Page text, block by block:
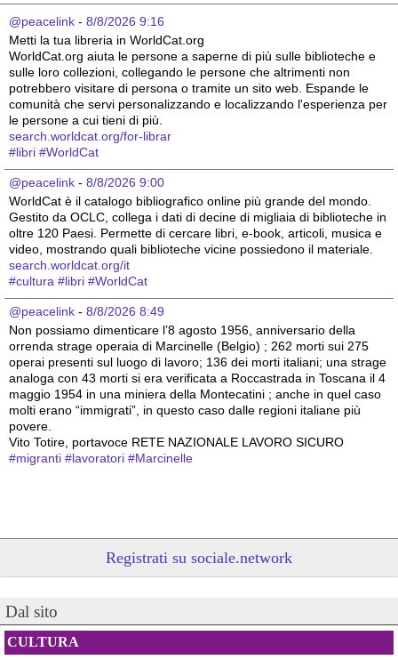
@peacelink - 8/8/2026 9:16
Metti la tua libreria in WorldCat.org
WorldCat.org aiuta le persone a saperne di più sulle biblioteche e
sulle loro collezioni, collegando le persone che altrimenti non
potrebbero visitare di persona o tramite un sito web. Espande le
comunità che servi personalizzando e localizzando l'esperienza per
le persone a cui tieni di più.
search.worldcat.org/for-librar
#libri #WorldCat
@peacelink - 8/8/2026 9:00
WorldCat è il catalogo bibliografico online più grande del mondo.
Gestito da OCLC, collega i dati di decine di migliaia di biblioteche in
oltre 120 Paesi. Permette di cercare libri, e-book, articoli, musica e
video, mostrando quali biblioteche vicine possiedono il materiale.
search.worldcat.org/it
#cultura #libri #WorldCat
@peacelink - 8/8/2026 8:49
Non possiamo dimenticare l’8 agosto 1956, anniversario della
orrenda strage operaia di Marcinelle (Belgio) ; 262 morti sui 275
operai presenti sul luogo di lavoro; 136 dei morti italiani; una strage
analoga con 43 morti si era verificata a Roccastrada in Toscana il 4
maggio 1954 in una miniera della Montecatini ; anche in quel caso
molti erano “immigrati”, in questo caso dalle regioni italiane più
povere.
Vito Totire, portavoce RETE NAZIONALE LAVORO SICURO
#migranti #lavoratori #Marcinelle
Registrati su sociale.network
Dal sito
CULTURA